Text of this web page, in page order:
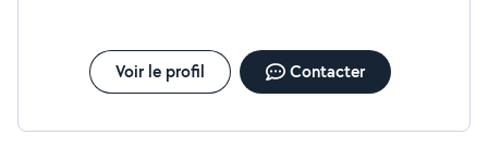
Voir le profil Contacter